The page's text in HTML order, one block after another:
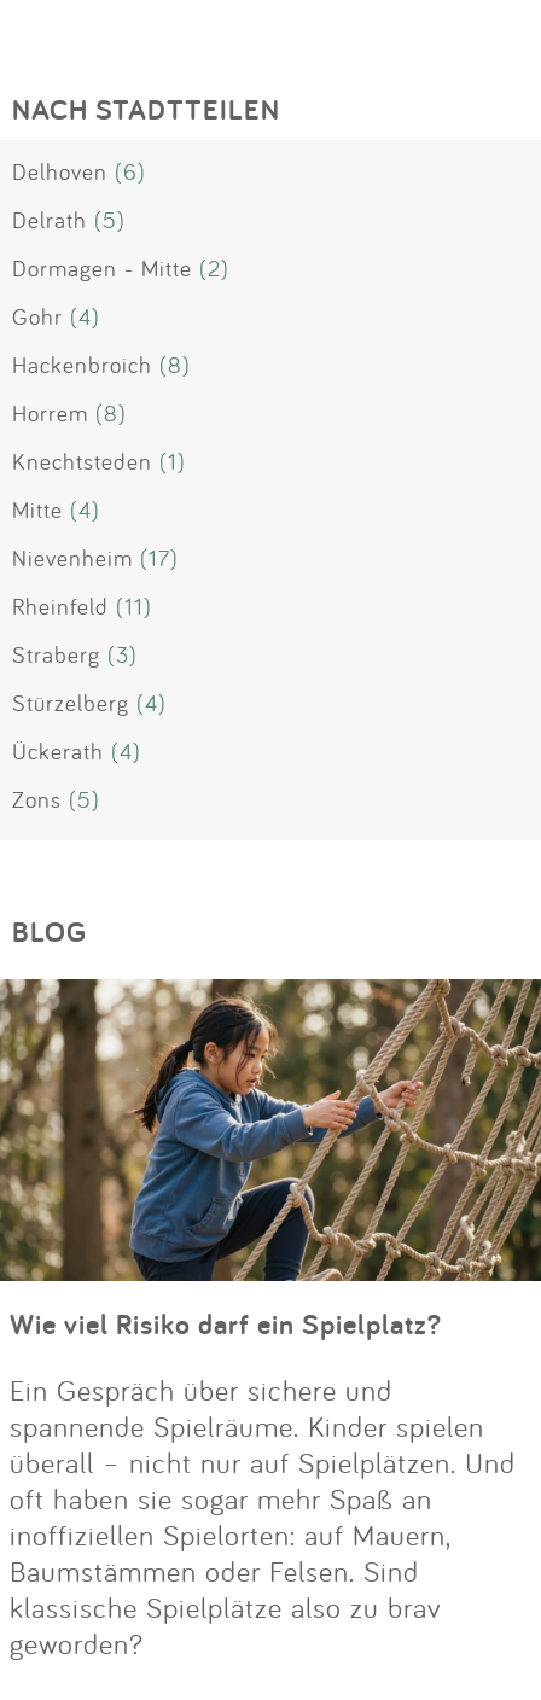
NACH STADTTEILEN
Delhoven (6)
Delrath (5)
Dormagen - Mitte (2)
Gohr (4)
Hackenbroich (8)
Horrem (8)
Knechtsteden (1)
Mitte (4)
Nievenheim (17)
Rheinfeld (11)
Straberg (3)
Stürzelberg (4)
Ückerath (4)
Zons (5)
BLOG
Wie viel Risiko darf ein Spielplatz?
Ein Gespräch über sichere und
spannende Spielräume. Kinder spielen
überall – nicht nur auf Spielplätzen. Und
oft haben sie sogar mehr Spaß an
inoffiziellen Spielorten: auf Mauern,
Baumstämmen oder Felsen. Sind
klassische Spielplätze also zu brav
geworden?